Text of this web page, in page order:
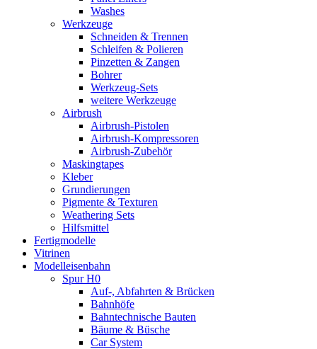
Washes
Werkzeuge
Schneiden & Trennen
Schleifen & Polieren
Pinzetten & Zangen
Bohrer
Werkzeug-Sets
weitere Werkzeuge
Airbrush
Airbrush-Pistolen
Airbrush-Kompressoren
Airbrush-Zubehör
Maskingtapes
Kleber
Grundierungen
Pigmente & Texturen
Weathering Sets
Hilfsmittel
Fertigmodelle
Vitrinen
Modelleisenbahn
Spur H0
Auf-, Abfahrten & Brücken
Bahnhöfe
Bahntechnische Bauten
Bäume & Büsche
Car System